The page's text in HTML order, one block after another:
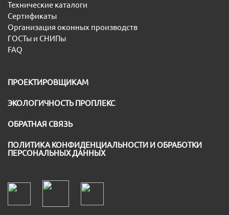
Технические каталоги
Сертификаты
Организация оконных производств
ГОСТы и СНИПы
FAQ
ПРОЕКТИРОВЩИКАМ
ЭКОЛОГИЧНОСТЬ ПРОПЛЕКС
ОБРАТНАЯ СВЯЗЬ
ПОЛИТИКА КОНФИДЕНЦИАЛЬНОСТИ И ОБРАБОТКИ
ПЕРСОНАЛЬНЫХ ДАННЫХ